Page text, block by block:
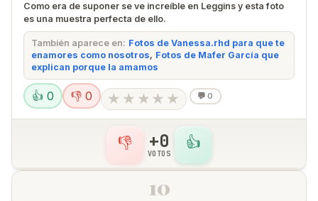
Como era de suponer se ve increíble en Leggins y esta foto
es una muestra perfecta de ello.
También aparece en: Fotos de Vanessa.rhd para que te
enamores como nosotros, Fotos de Mafer García que
explican porque la amamos
👍 0 👎 0 ★ ★ ★ ★ ★ 💬 0
👍
+0
VOTOS
👎
10